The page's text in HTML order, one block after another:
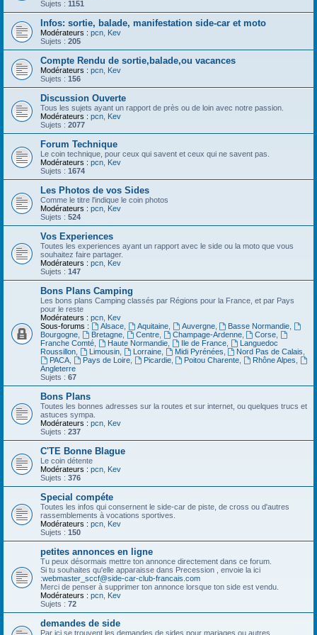
Sujets : 1151
Infos: sortie, balade, manifestation side-car et moto
Modérateurs : pcn Kev
Sujets : 205
Compte Rendu de sortie,balade,ou vacances
Modérateurs : pcn Kev
Sujets : 156
Discussion Ouverte
Tous les sujets ayant un rapport de près ou de loin avec notre passion.
Modérateurs : pcn Kev
Sujets : 2077
Forum Technique
Le coin technique, pour ceux qui savent et ceux qui ne savent pas.
Modérateurs : pcn Kev
Sujets : 1674
Les Photos de vos Sides
Comme le titre l'indique le coin photos
Modérateurs : pcn Kev
Sujets : 524
Vos Experiences
Toutes les experiences ayant un rapport avec le side ou la moto que vous
souhaitez faire partager.
Modérateurs : pcn Kev
Sujets : 147
Bons Plans Camping
Les bons plans Camping classés par Régions pour la France, et par Pays
pour le reste
Modérateurs : pcn Kev
Sous-forums :
Alsace, Aquitaine, Auvergne, Basse Normandie
Bourgogne
Bretagne, Centre, Champage-Ardenne, Corse
Franche Comté
Haute Normandie, Ile de France,
Languedoc
Roussillon
Limousin, Lorraine, Midi Pyrénées Nord Pas de Calais
PACA, Pays de Loire, Picardie, Poitou Charente Rhône Alpes
Angleterre
Sujets : 67
Bons Plans
Toutes les bonnes adresses sur la routes et sur internet, ou quelques trucs et
astuces sympa.
Modérateurs : pcn Kev
Sujets : 237
C'TE Bonne Blague
Le coin détente
Modérateurs : pcn Kev
Sujets : 376
Special compéte
Toutes les infos qui consernent le side-car de piste, de cross ou d'autres
rassemblements à vocations sportives.
Modérateurs : pcn Kev
Sujets : 150
petites annonces en ligne
Tu peux désormais mettre ton annonce directement dans ce forum.
Si tu souhaites qu'elle apparaisse dans Precession , envoie la ici
:webmaster_sccf@side-car-club-francais.com
Merci de penser à supprimer ton annonce lorsque ton side est vendu.
Modérateurs : pcn Kev
Sujets : 72
demandes de side
Par ici se trouvent les demandes de sides pour mariages ou autres